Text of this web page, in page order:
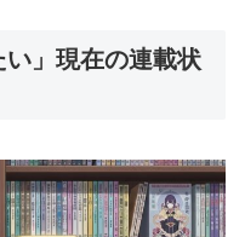
い」現在の連載状